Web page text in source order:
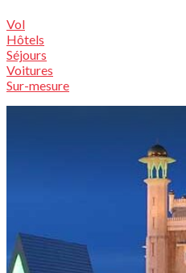
Vol
Hôtels
Séjours
Voitures
Sur-mesure